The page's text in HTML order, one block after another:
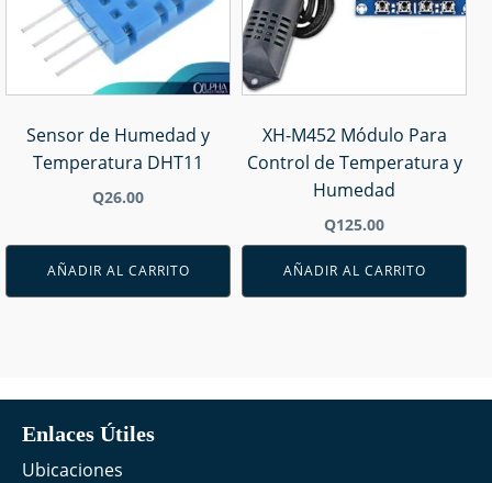
Sensor de Humedad y
Temperatura DHT11
Q26.00
AÑADIR AL CARRITO
XH-M452 Módulo Para
Control de Temperatura y
Humedad
Q125.00
AÑADIR AL CARRITO
Enlaces Útiles
Ubicaciones